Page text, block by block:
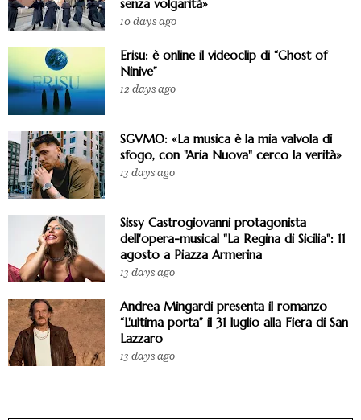
senza volgarità»
10 days ago
Erisu: è online il videoclip di “Ghost of
Ninive”
12 days ago
SGVMO: «La musica è la mia valvola di
sfogo, con "Aria Nuova" cerco la verità»
13 days ago
Sissy Castrogiovanni protagonista
dell'opera-musical "La Regina di Sicilia": 11
agosto a Piazza Armerina
13 days ago
Andrea Mingardi presenta il romanzo
“L'ultima porta” il 31 luglio alla Fiera di San
Lazzaro
13 days ago